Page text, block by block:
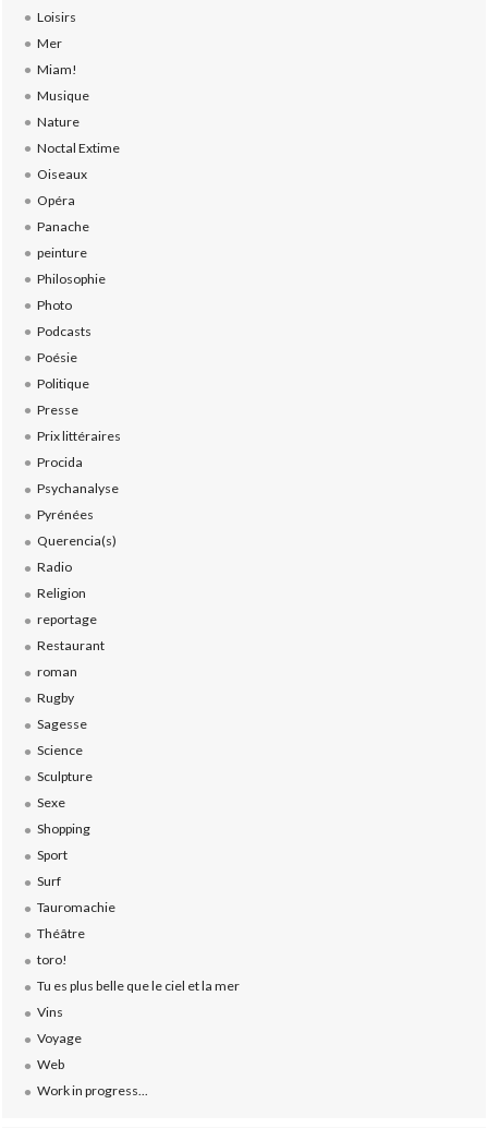
Loisirs
Mer
Miam!
Musique
Nature
Noctal Extime
Oiseaux
Opéra
Panache
peinture
Philosophie
Photo
Podcasts
Poésie
Politique
Presse
Prix littéraires
Procida
Psychanalyse
Pyrénées
Querencia(s)
Radio
Religion
reportage
Restaurant
roman
Rugby
Sagesse
Science
Sculpture
Sexe
Shopping
Sport
Surf
Tauromachie
Théâtre
toro!
Tu es plus belle que le ciel et la mer
Vins
Voyage
Web
Work in progress...